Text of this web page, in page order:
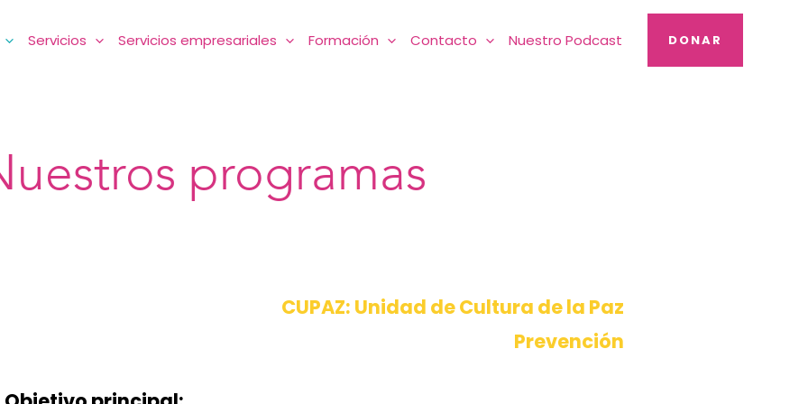
Servicios Servicios empresariales Formación Contacto Nuestro Podcast DONAR
programas
CUPAZ: Unidad de Cultura de la Paz
Prevención